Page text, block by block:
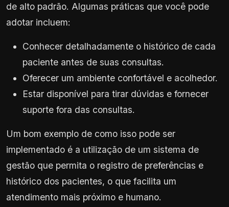
de alto padrão. Algumas práticas que você pode
adotar incluem:
Conhecer detalhadamente o histórico de cada
paciente antes de suas consultas.
Oferecer um ambiente confortável e acolhedor.
Estar disponível para tirar dúvidas e fornecer
suporte fora das consultas.
Um bom exemplo de como isso pode ser
implementado é a utilização de um sistema de
gestão que permita o registro de preferências e
histórico dos pacientes, o que facilita um
atendimento mais próximo e humano.